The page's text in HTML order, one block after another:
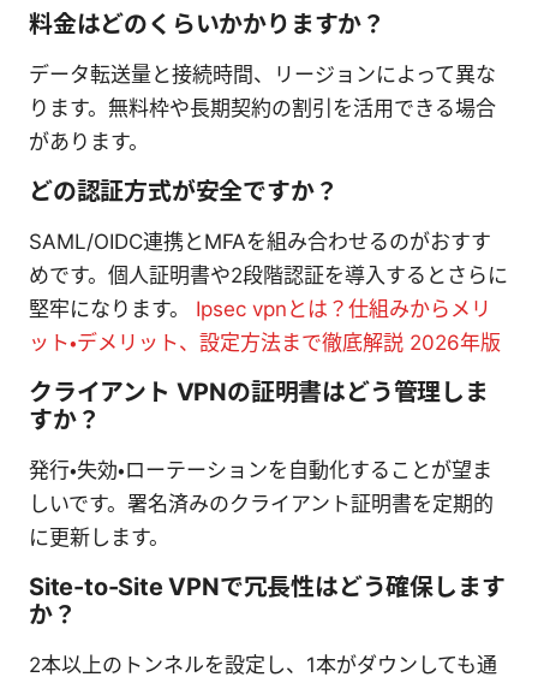
料金はどのくらいかかりますか？
データ転送量と接続時間、リージョンによって異な
ります。無料枠や長期契約の割引を活用できる場合
があります。
どの認証方式が安全ですか？
SAML/OIDC連携とMFAを組み合わせるのがおすす
めです。個人証明書や2段階認証を導入するとさらに
堅牢になります。 Ipsec vpnとは？仕組みからメリ
ット・デメリット、設定方法まで徹底解説 2026年版
クライアント VPNの証明書はどう管理しま
すか？
発行・失効・ローテーションを自動化することが望ま
しいです。署名済みのクライアント証明書を定期的
に更新します。
Site-to-Site VPNで冗長性はどう確保します
か？
2本以上のトンネルを設定し、1本がダウンしても通